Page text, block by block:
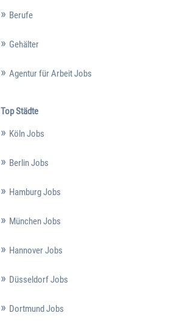
Berufe
Gehälter
Agentur für Arbeit Jobs
Top Städte
Köln Jobs
Berlin Jobs
Hamburg Jobs
München Jobs
Hannover Jobs
Düsseldorf Jobs
Dortmund Jobs